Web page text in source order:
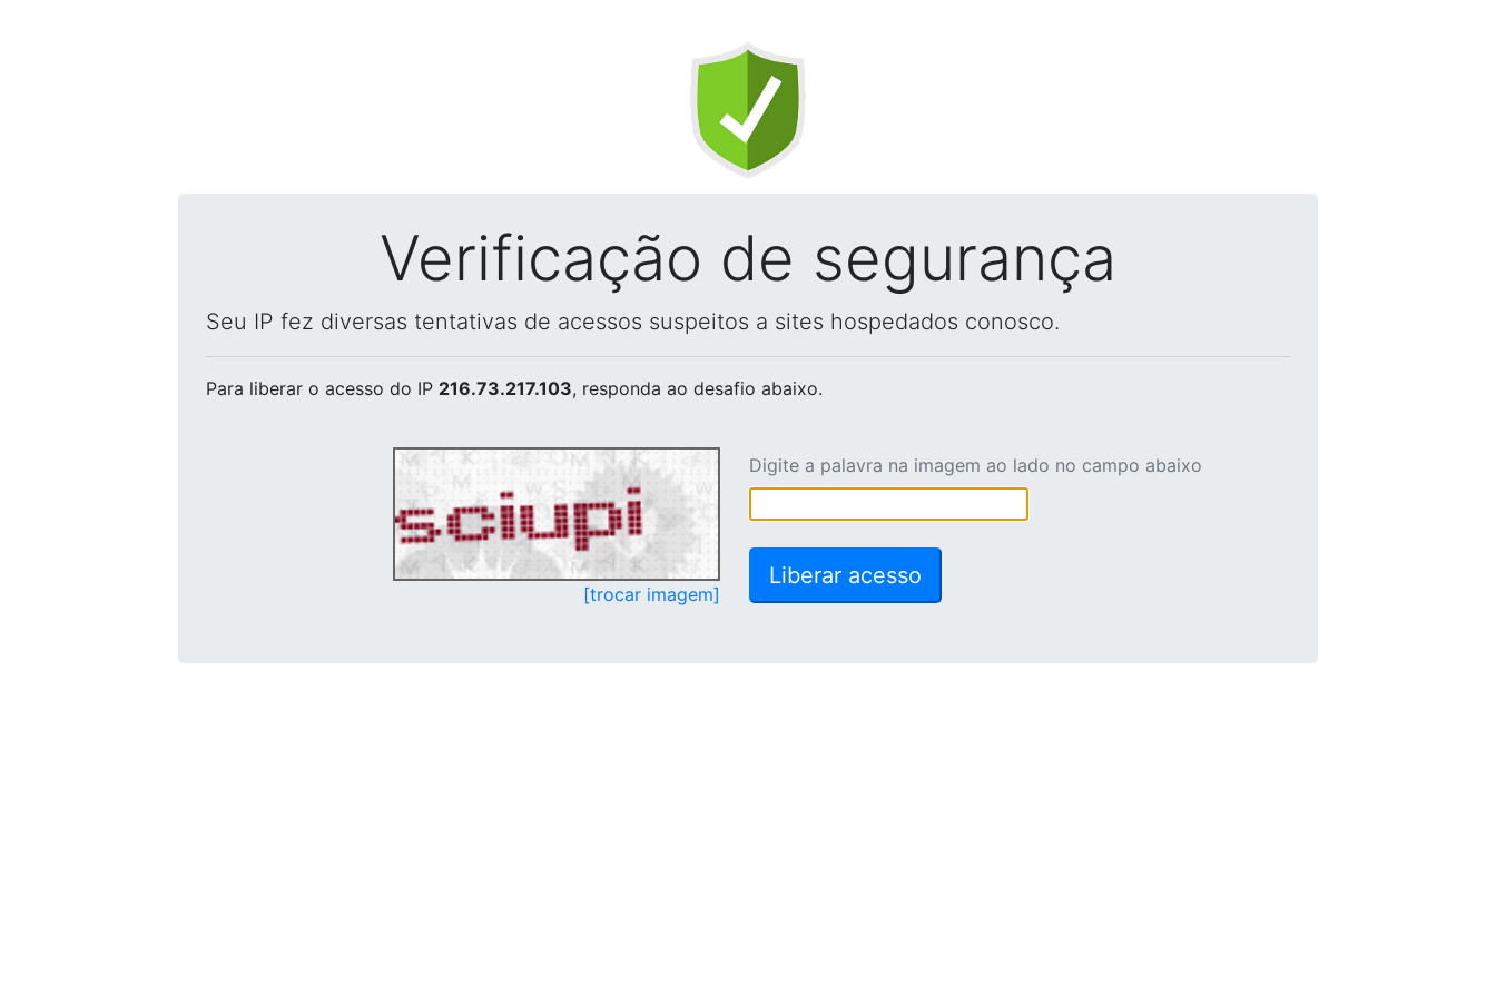
Verificação de segurança
Seu IP fez diversas tentativas de acessos suspeitos a sites hospedados conosco.
Para liberar o acesso do IP 216.73.217.103, responda ao desafio abaixo.
[trocar imagem]
Digite a palavra na imagem ao lado no campo abaixo